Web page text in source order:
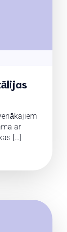
ar
[…]